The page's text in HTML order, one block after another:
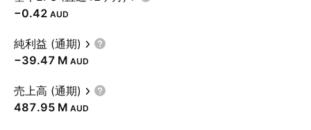
−0.42 AUD
純利益 (通期)
‪−39.47 M‬ AUD
売上高 (通期)
‪487.95 M‬ AUD